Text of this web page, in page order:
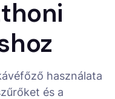
használata
és a